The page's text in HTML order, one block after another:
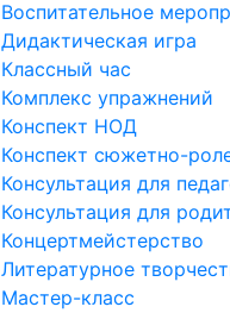
Воспитательное
Дидактическая игра
Классный час
Комплекс упражнений
Конспект НОД
Конспект сюжетно-
Консультация для
Консультация для
Концертмейстерство
Литературное
Мастер-класс